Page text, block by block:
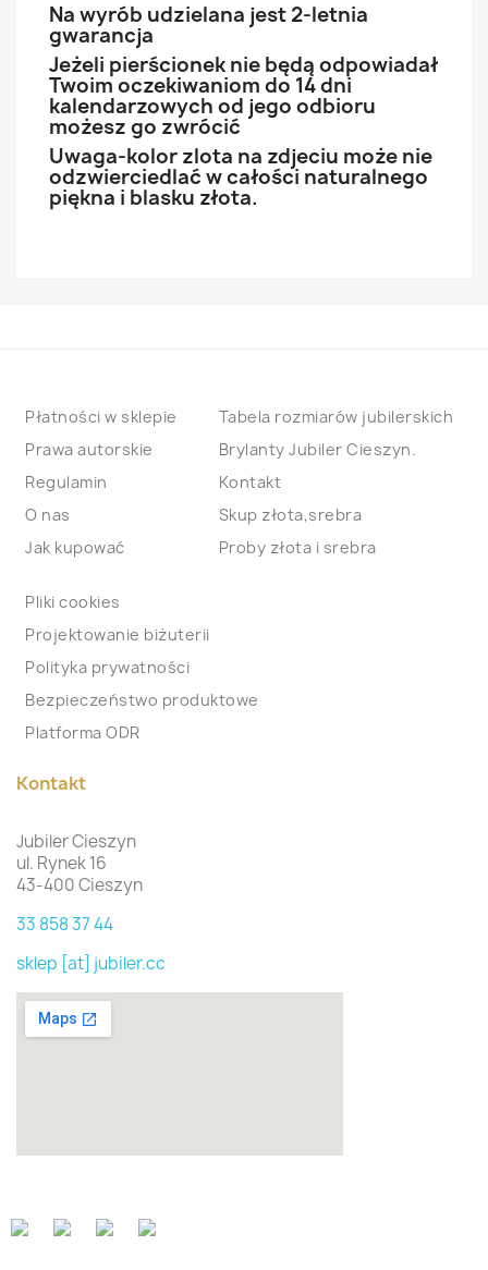
Na wyrób udzielana jest 2-letnia
gwarancja
Jeżeli pierścionek nie będą odpowiadał
Twoim oczekiwaniom do 14 dni
kalendarzowych od jego odbioru
możesz go zwrócić
Uwaga-kolor zlota na zdjeciu może nie
odzwierciedlać w całości naturalnego
piękna i blasku złota.
Płatności w sklepie
Prawa autorskie
Regulamin
O nas
Jak kupować
Tabela rozmiarów jubilerskich
Brylanty Jubiler Cieszyn.
Kontakt
Skup złota,srebra
Proby złota i srebra
Pliki cookies
Projektowanie biżuterii
Polityka prywatności
Bezpieczeństwo produktowe
Platforma ODR
Kontakt
Jubiler Cieszyn
ul. Rynek 16
43-400 Cieszyn
33 858 37 44
sklep [at] jubiler.cc